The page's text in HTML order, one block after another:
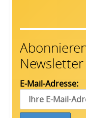
Newsletter
E-Mail-Adresse: